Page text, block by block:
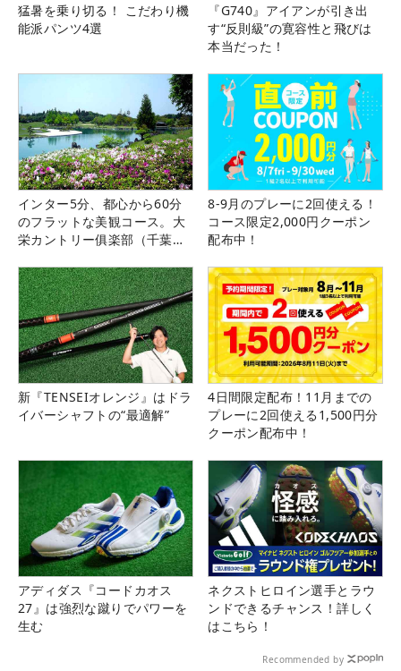
猛暑を乗り切る！ こだわり機
能派パンツ4選
『G740』アイアンが引き出
す“反則級”の寛容性と飛びは
本当だった！
インター5分、都心から60分
のフラットな美観コース。大
栄カントリー俱楽部（千葉
8-9月のプレーに2回使える！
コース限定2,000円クーポン
配布中！
新『TENSEIオレンジ』はドラ
イバーシャフトの“最適解”
4日間限定配布！11月までの
プレーに2回使える1,500円分
クーポン配布中！
アディダス『コードカオス
27』は強烈な蹴りでパワーを
生む
ネクストヒロイン選手とラウ
ンドできるチャンス！詳しく
はこちら！
Recommended by